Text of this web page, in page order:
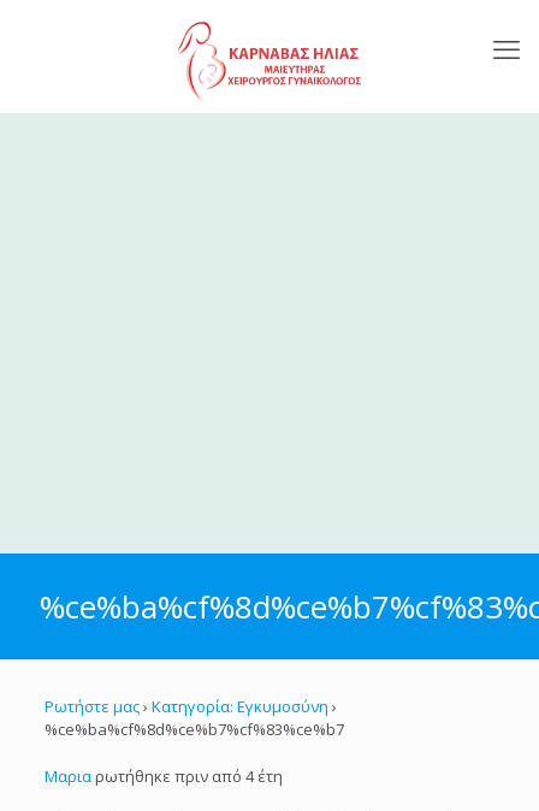
Ρωτήστε μας› Κατηγορία: Εγκυμοσύνη ›
%ce%ba%cf%8d%ce%b7%cf%83%ce%b7
Μαριαρωτήθηκε πριν από 4 έτη